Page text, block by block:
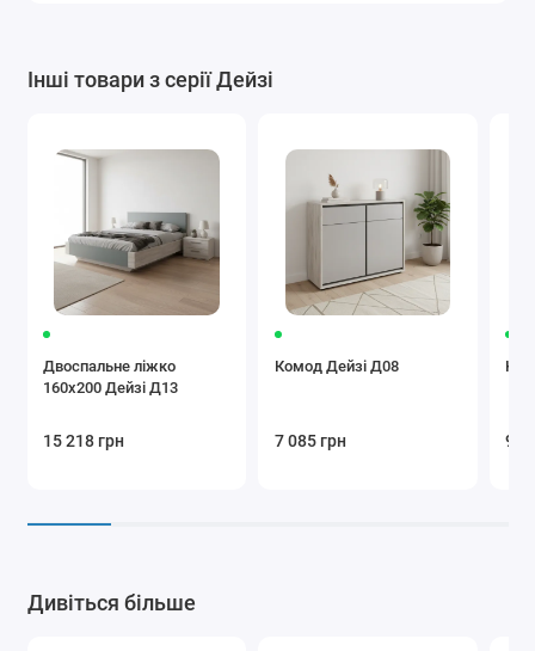
Інші товари з серії Дейзі
Двоспальне ліжко
160x200 Дейзі Д13
15 218 грн
Комод Дейзі Д08
7 085 грн 9
Дивіться більше